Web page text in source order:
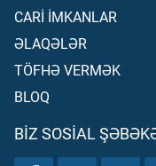
CARİ İMKANLAR
ƏLAQƏLƏR
TÖFHƏ VERMƏK
BLOQ
BIZ SOSIAL